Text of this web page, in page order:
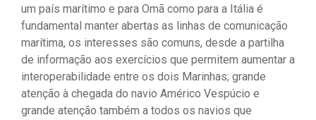
um país marítimo e para Omã como para a Itália é
fundamental manter abertas as linhas de comunicação
marítima, os interesses são comuns, desde a partilha
de informação aos exercícios que permitem aumentar a
interoperabilidade entre os dois Marinhas; grande
atenção à chegada do navio Américo Vespúcio e
grande atenção também a todos os navios que